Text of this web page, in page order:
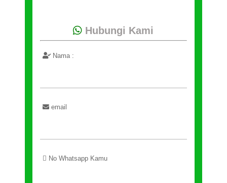
Hubungi Kami
Nama :
email
No Whatsapp Kamu